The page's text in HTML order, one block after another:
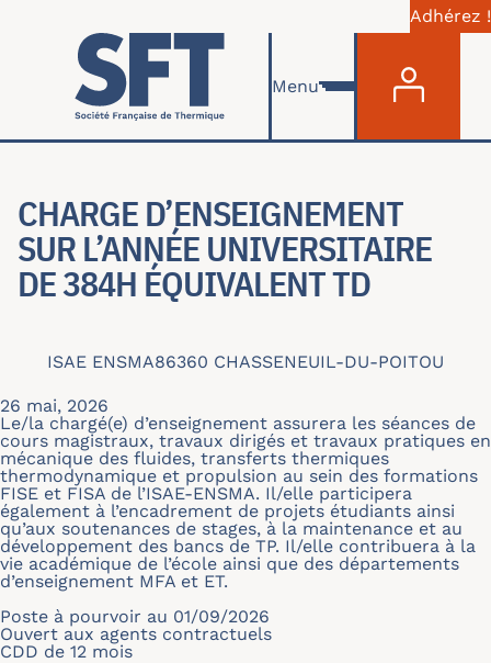
Aller au contenu principal
Adhérez !
Menu
CHARGE D’ENSEIGNEMENT
SUR L’ANNÉE UNIVERSITAIRE
DE 384H ÉQUIVALENT TD
ISAE ENSMA86360 CHASSENEUIL-DU-POITOU
26 mai, 2026
Le/la chargé(e) d’enseignement assurera les séances de
cours magistraux, travaux dirigés et travaux pratiques en
mécanique des fluides, transferts thermiques
thermodynamique et propulsion au sein des formations
FISE et FISA de l’ISAE-ENSMA. Il/elle participera
également à l’encadrement de projets étudiants ainsi
qu’aux soutenances de stages, à la maintenance et au
développement des bancs de TP. Il/elle contribuera à la
vie académique de l’école ainsi que des départements
d’enseignement MFA et ET.
Poste à pourvoir au 01/09/2026
Ouvert aux agents contractuels
CDD de 12 mois